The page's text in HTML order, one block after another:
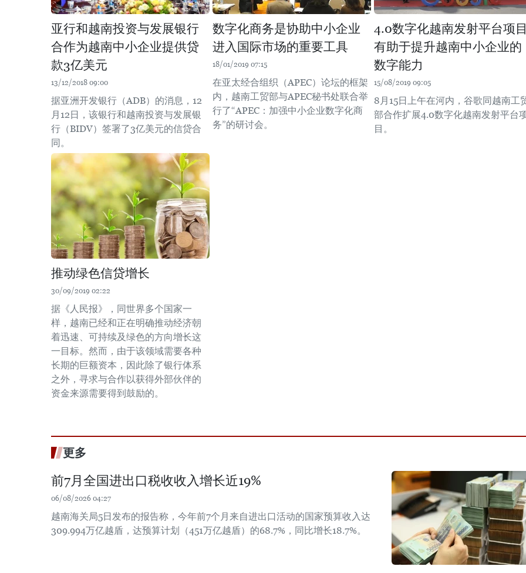
亚行和越南投资与发展银行
合作为越南中小企业提供贷
款3亿美元
13/12/2018 09:00
据亚洲开发银行（ADB）的消息，12
月12日，该银行和越南投资与发展银
行（BIDV）签署了3亿美元的信贷合
同。
数字化商务是协助中小企业
进入国际市场的重要工具
18/01/2019 07:15
在亚太经合组织（APEC）论坛的框架
内，越南工贸部与APEC秘书处联合举
行了“APEC：加强中小企业数字化商
务”的研讨会。
4.0数字化越南发射平台项
有助于提升越南中小企业的
数字能力
15/08/2019 09:05
8月15日上午在河内，谷歌同越南工
部合作扩展4.0数字化越南发射平台
目。
推动绿色信贷增长
30/09/2019 02:22
据《人民报》，同世界多个国家一
样，越南已经和正在明确推动经济朝
着迅速、可持续及绿色的方向增长这
一目标。然而，由于该领域需要各种
长期的巨额资本，因此除了银行体系
之外，寻求与合作以获得外部伙伴的
资金来源需要得到鼓励的。
更多
前7月全国进出口税收收入增长近19%
06/08/2026 04:27
越南海关局5日发布的报告称，今年前7个月来自进出口活动的国家预算收入达
309.994万亿越盾，达预算计划（451万亿越盾）的68.7%，同比增长18.7%。